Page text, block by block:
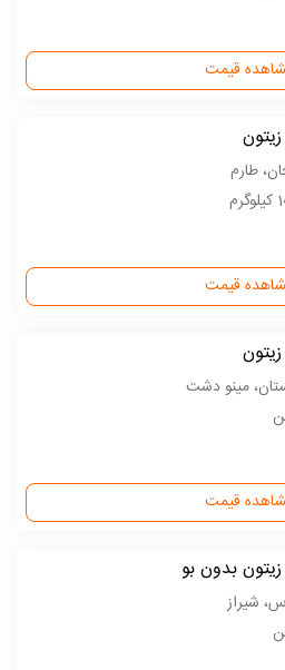
قیمت
طارم
قیمت
مینو دشت
قیمت
بدون بو
شیراز